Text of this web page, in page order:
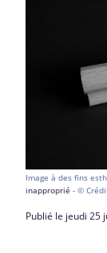
Image à des fins
inapproprié - ©
Publié le jeudi 25